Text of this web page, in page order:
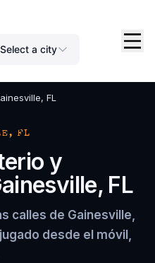
Select a city
FL
FL
y
FL
calles de Gainesville,
desde el móvil,